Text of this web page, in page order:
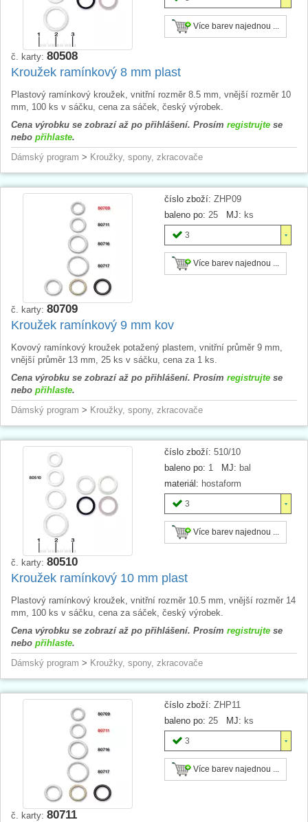
Více barev najednou ...
č. karty: 80508
Kroužek ramínkový 8 mm plast
Plastový ramínkový kroužek, vnitřní rozměr 8.5 mm, vnější rozměr 10
mm, 100 ks v sáčku, cena za sáček, český výrobek.
Cena výrobku se zobrazí až po přihlášení. Prosím registrujte se
nebo přihlaste.
Dámský program > Kroužky, spony, zkracovače
číslo zboží: ZHP09
baleno po: 25 MJ: ks
3
Více barev najednou ...
č. karty: 80709
Kroužek ramínkový 9 mm kov
Kovový ramínkový kroužek potažený plastem, vnitřní průměr 9 mm,
vnější průměr 13 mm, 25 ks v sáčku, cena za 1 ks.
Cena výrobku se zobrazí až po přihlášení. Prosím registrujte se
nebo přihlaste.
Dámský program > Kroužky, spony, zkracovače
číslo zboží: 510/10
baleno po: 1 MJ: bal
materiál: hostaform
3
Více barev najednou ...
č. karty: 80510
Kroužek ramínkový 10 mm plast
Plastový ramínkový kroužek, vnitřní rozměr 10.5 mm, vnější rozměr 14
mm, 100 ks v sáčku, cena za sáček, český výrobek.
Cena výrobku se zobrazí až po přihlášení. Prosím registrujte se
nebo přihlaste.
Dámský program > Kroužky, spony, zkracovače
číslo zboží: ZHP11
baleno po: 25 MJ: ks
3
Více barev najednou ...
č. karty: 80711